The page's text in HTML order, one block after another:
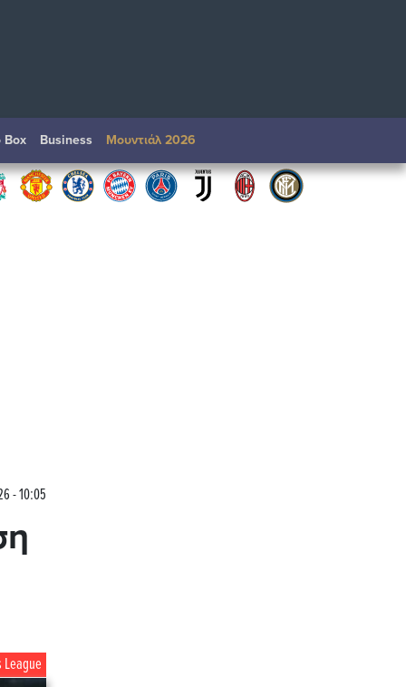
Box Βusiness Μουντιάλ 2026
- 10:05
League